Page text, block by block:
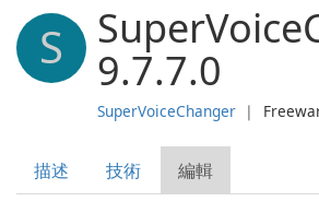
S 9.7.7.0
SuperVoiceChanger ❘
描述 技術 編輯